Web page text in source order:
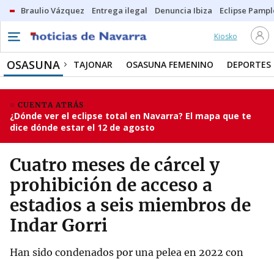
Braulio Vázquez Entrega ilegal Denuncia Ibiza Eclipse
Kiosko
OSASUNA TAJONAR OSASUNA FEMENINO DEPORTES
CUENTA ATRÁS
¿Dónde ver el eclipse total en Navarra? El mapa que te
dice dónde estar el 12 de agosto
Cuatro meses de cárcel y
prohibición de acceso a
estadios a seis miembros de
Indar Gorri
Han sido condenados por una pelea en 2022 con